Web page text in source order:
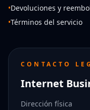
•Devoluciones y
•Términos del servicio
CONTACTO
Internet
Dirección física